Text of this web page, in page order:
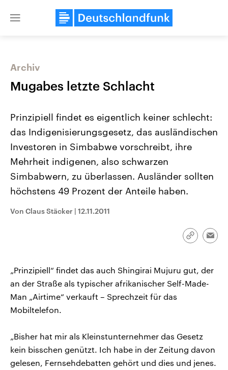
Close
Landtagswahl Sachsen-Anhalt
2026
Alle Informationen
September 2026 einen neuen
und Kandidaten der anstehenden
Wahl.
USA
Aktuelle Beiträge,
Hintergründe
mit großem Einfluss auf
aktuelle Weltgeschehen.
Audio-Archiv
Archiv
Mugabes letzte Schlacht
Prinzipiell findet es eigentlich keiner schlecht:
das Indigenisierungsgesetz, das ausländischen
Investoren in Simbabwe vorschreibt, ihre
Mehrheit indigenen, also schwarzen
Simbabwern, zu überlassen. Ausländer sollten
höchstens 49 Prozent der Anteile haben.
Von Claus Stäcker | 12.11.2011
Link
„Prinzipiell“ findet das auch Shingirai Mujuru gut, der
an der Straße als typischer afrikanischer Self-Made-
Man „Airtime“ verkauft – Sprechzeit für das
Mobiltelefon.
„Bisher hat mir als Kleinstunternehmer das Gesetz
kein bisschen genützt. Ich habe in der Zeitung davon
gelesen, Fernsehdebatten gehört und dies und jenes.